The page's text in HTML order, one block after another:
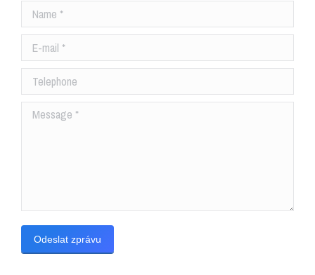
Name *
E-mail *
Telephone
Message *
Odeslat zprávu